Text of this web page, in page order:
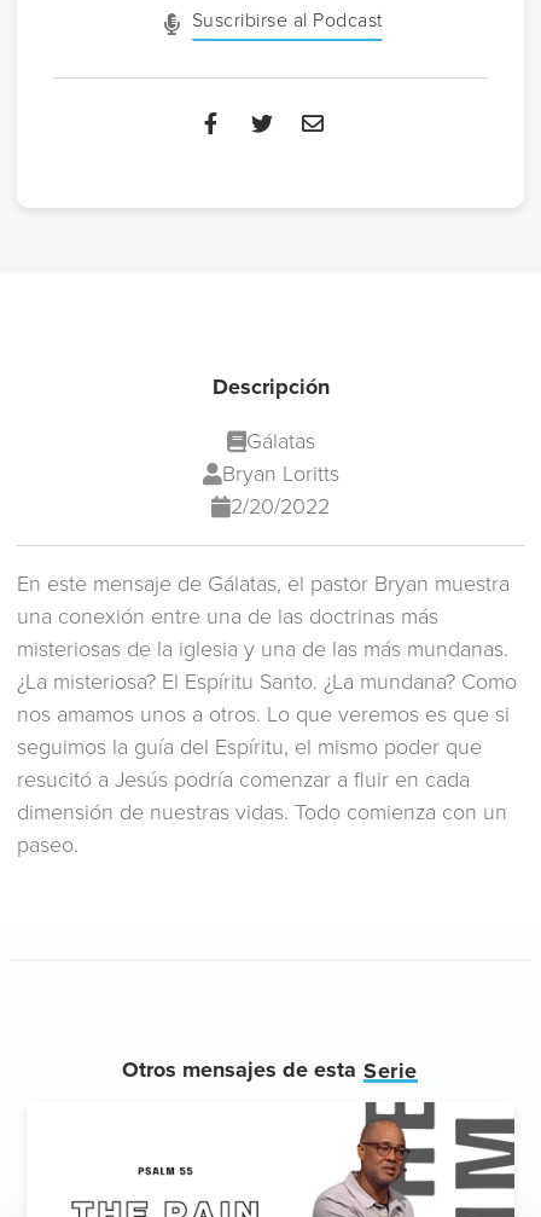
Suscribirse al Podcast
Descripción
Gálatas
Bryan Loritts
2/20/2022
En este mensaje de Gálatas, el pastor Bryan muestra
una conexión entre una de las doctrinas más
misteriosas de la iglesia y una de las más mundanas.
¿La misteriosa? El Espíritu Santo. ¿La mundana? Como
nos amamos unos a otros. Lo que veremos es que si
seguimos la guía del Espíritu, el mismo poder que
resucitó a Jesús podría comenzar a fluir en cada
dimensión de nuestras vidas. Todo comienza con un
paseo.
Otros mensajes de esta Serie